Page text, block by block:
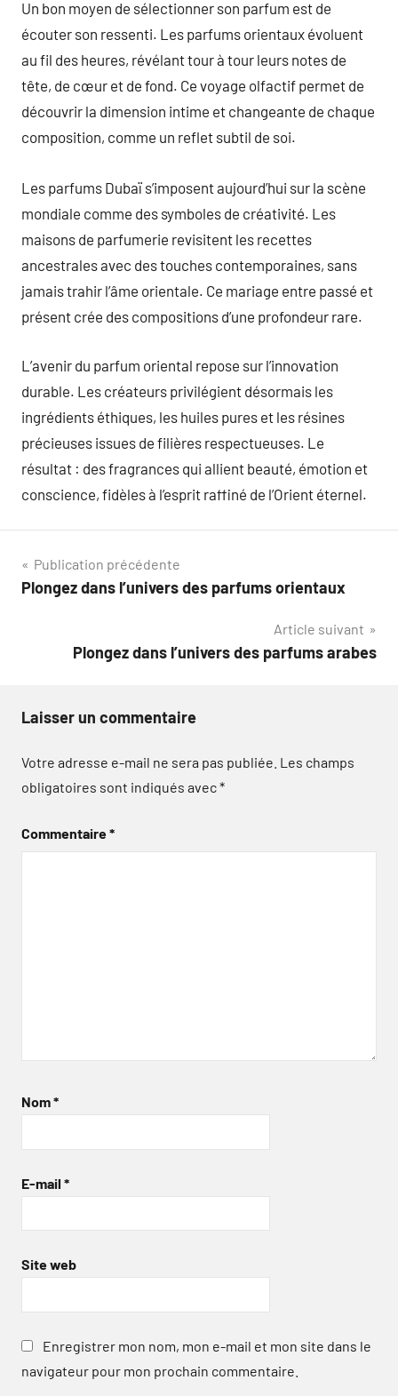
Un bon moyen de sélectionner son parfum est de
écouter son ressenti. Les parfums orientaux évoluent
au fil des heures, révélant tour à tour leurs notes de
tête, de cœur et de fond. Ce voyage olfactif permet de
découvrir la dimension intime et changeante de chaque
composition, comme un reflet subtil de soi.
Les parfums Dubaï s’imposent aujourd’hui sur la scène
mondiale comme des symboles de créativité. Les
maisons de parfumerie revisitent les recettes
ancestrales avec des touches contemporaines, sans
jamais trahir l’âme orientale. Ce mariage entre passé et
présent crée des compositions d’une profondeur rare.
L’avenir du parfum oriental repose sur l’innovation
durable. Les créateurs privilégient désormais les
ingrédients éthiques, les huiles pures et les résines
précieuses issues de filières respectueuses. Le
résultat : des fragrances qui allient beauté, émotion et
conscience, fidèles à l’esprit raffiné de l’Orient éternel.
Navigation
de
Publication précédente
Plongez dans l’univers des parfums orientaux
Article suivant
Plongez dans l’univers des parfums arabes
Laisser un commentaire
Votre adresse e-mail ne sera pas publiée. Les champs
obligatoires sont indiqués avec*
Commentaire*
Nom*
E-mail *
Site web
Enregistrer mon nom, mon e-mail et mon site dans le
navigateur pour mon prochain commentaire.